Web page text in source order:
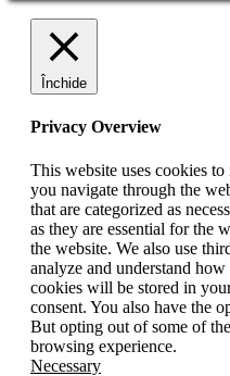
Închide
Privacy Overview
This website uses cookies
you navigate through the
that are categorized as
as they are essential for the
the website. We also use
analyze and understand
cookies will be stored in
consent. You also have the
But opting out of some of
browsing experience.
Necessary